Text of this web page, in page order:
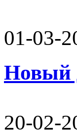
01-03-
Новый
20-02-